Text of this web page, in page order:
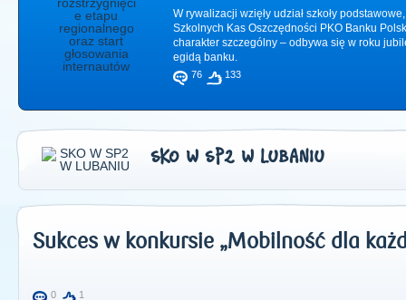
W rywalizacji wzięły udział szkoły
Szkolnych Kas Oszczędności PKO Banku
charakter szczególny – odbywa się w roku
egidą banku.
76 133
SKO W SP2 W LUBANIU
Sukces w konkursie „Mobilność dla
0 1
2011| 2012|